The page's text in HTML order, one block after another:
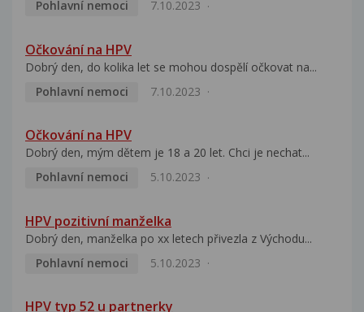
Pohlavní nemoci
7.10.2023
Očkování na HPV
Dobrý den, do kolika let se mohou dospělí očkovat na...
Pohlavní nemoci
7.10.2023
Očkování na HPV
Dobrý den, mým dětem je 18 a 20 let. Chci je nechat...
Pohlavní nemoci
5.10.2023
HPV pozitivní manželka
Dobrý den, manželka po xx letech přivezla z Východu...
Pohlavní nemoci
5.10.2023
HPV typ 52 u partnerky